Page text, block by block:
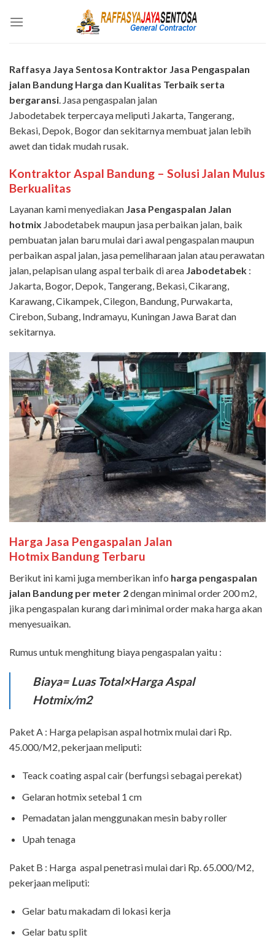
Raffasya Jaya Sentosa Kontraktor Jasa Pengaspalan
jalan Bandung Harga dan Kualitas Terbaik serta
bergaransi. Jasa pengaspalan jalan
Jabodetabek terpercaya meliputi Jakarta, Tangerang,
Bekasi, Depok, Bogor dan sekitarnya membuat jalan lebih
awet dan tidak mudah rusak.
Kontraktor Aspal Bandung – Solusi Jalan Mulus
Berkualitas
Layanan kami menyediakan Jasa Pengaspalan Jalan
hotmix Jabodetabek maupun jasa perbaikan jalan, baik
pembuatan jalan baru mulai dari awal pengaspalan maupun
perbaikan aspal jalan, jasa pemeliharaan jalan atau perawatan
jalan, pelapisan ulang aspal terbaik di area Jabodetabek :
Jakarta, Bogor, Depok, Tangerang, Bekasi, Cikarang,
Karawang, Cikampek, Cilegon, Bandung, Purwakarta,
Cirebon, Subang, Indramayu, Kuningan Jawa Barat dan
sekitarnya.
Harga Jasa Pengaspalan Jalan
Hotmix Bandung Terbaru
Berikut ini kami juga memberikan info harga pengaspalan
jalan Bandung per meter 2dengan minimal order 200 m2,
jika pengaspalan kurang dari minimal order maka harga akan
menyesuaikan.
Rumus untuk menghitung biaya pengaspalan yaitu :
Biaya= Luas Total×Harga Aspal
Hotmix/m2
Paket A : Harga pelapisan aspal hotmix mulai dari Rp.
45.000/M2, pekerjaan meliputi:
Teack coating aspal cair (berfungsi sebagai perekat)
Gelaran hotmix setebal 1 cm
Pemadatan jalan menggunakan mesin baby roller
Upah tenaga
Paket B : Harga aspal penetrasi mulai dari Rp. 65.000/M2,
pekerjaan meliputi:
Gelar batu makadam di lokasi kerja
Gelar batu split